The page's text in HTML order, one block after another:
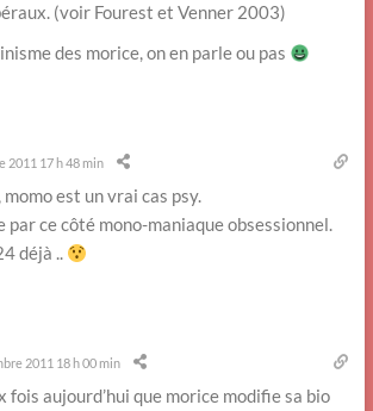
(voir Fourest et Venner 2003)
des morice, on en parle ou pas
2011 17 h 48 min
est un vrai cas psy.
par ce côté mono-maniaque obsessionnel.
déjà ..
2011 18 h 00 min
fois aujourd’hui que morice modifie sa bio